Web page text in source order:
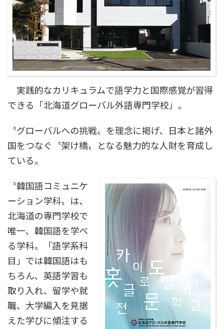
実践的なカリキュラムで語学力と国際感覚が習得
できる「北海道グローバル外語専門学校」。
〝グローバルへの挑戦〟を理念に掲げ、日本と諸外
国をつなぐ〝架け橋〟となる魅力的な人財を育成し
ている。
〝韓国語コミュニケ
ーション学科〟は、
北海道の専門学校で
唯一、韓国語を学べ
る学科。「語学系科
目」では韓国語はも
ちろん、英語学習も
取り入れ、留学や就
職、大学編入を見据
えた学びに傾注する